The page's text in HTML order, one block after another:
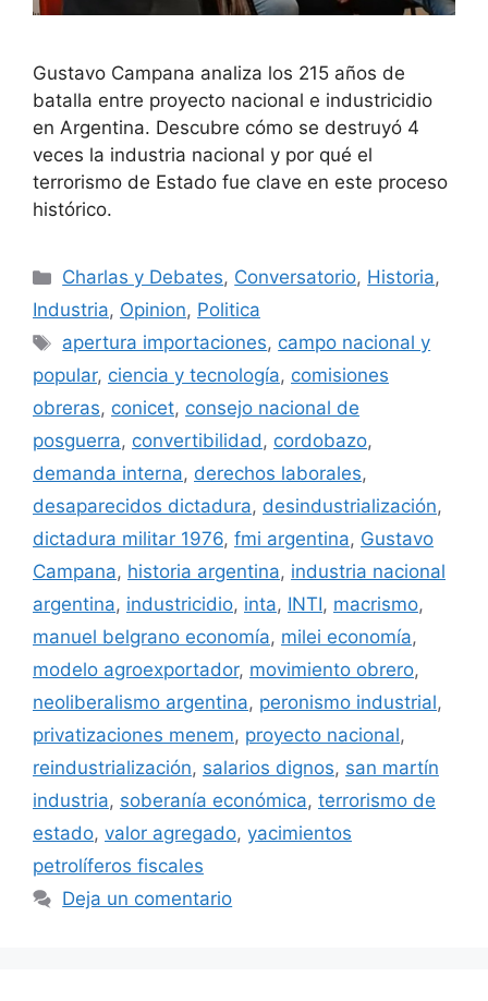
Gustavo Campana analiza los 215 años de
batalla entre proyecto nacional e industricidio
en Argentina. Descubre cómo se destruyó 4
veces la industria nacional y por qué el
terrorismo de Estado fue clave en este proceso
histórico.
Charlas y Debates, Conversatorio, Historia,
Industria, Opinion, Politica
apertura importaciones, campo nacional y
popular, ciencia y tecnología, comisiones
obreras, conicet, consejo nacional de
posguerra, convertibilidad, cordobazo,
demanda interna, derechos laborales,
desaparecidos dictadura, desindustrialización,
dictadura militar 1976, fmi argentina, Gustavo
Campana, historia argentina, industria nacional
argentina, industricidio, inta, INTI, macrismo,
manuel belgrano economía, milei economía,
modelo agroexportador, movimiento obrero,
neoliberalismo argentina, peronismo industrial,
privatizaciones menem, proyecto nacional,
reindustrialización, salarios dignos, san martín
industria, soberanía económica, terrorismo de
estado, valor agregado, yacimientos
petrolíferos fiscales
Deja un comentario